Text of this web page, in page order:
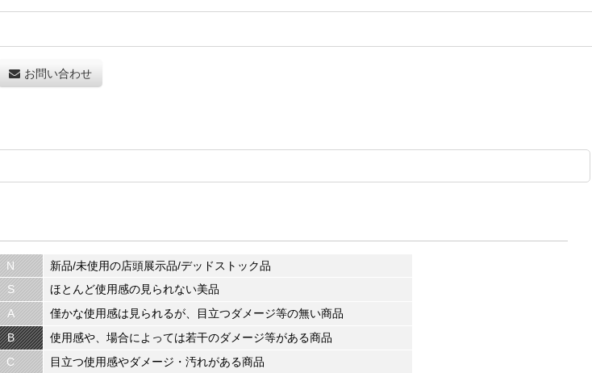
お問い合わせ
N
新品/未使用の店頭展示品/デッドストック品
S
ほとんど使用感の見られない美品
A
僅かな使用感は見られるが、目立つダメージ等の無い商品
B
使用感や、場合によっては若干のダメージ等がある商品
C
目立つ使用感やダメージ・汚れがある商品